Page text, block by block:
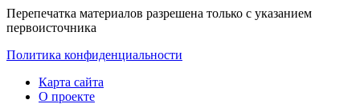
Перепечатка материалов разрешена только с указанием
первоисточника
Политика конфиденциальности
Карта сайта
О проекте